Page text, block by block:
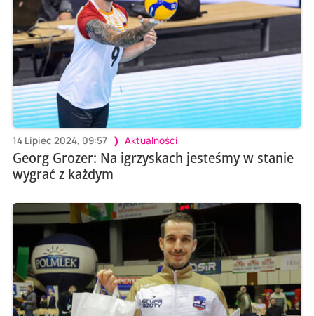
14 Lipiec 2024, 09:57 Aktualności
Georg Grozer: Na igrzyskach jesteśmy w stanie
wygrać z każdym